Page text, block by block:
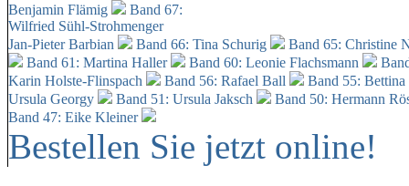
Benjamin Flämig
Band 67:
Wilfried Sühl-Strohmenger
Jan-Pieter Barbian
Band 66: Tina Schurig
Band 65: Christine
Band 61: Martina Haller
Band 60: Leonie Flachsmann
Karin Holste-Flinspach
Band 56: Rafael Ball
Band 55:
Ursula Georgy
Band 51: Ursula Jaksch Band 50: Hermann
Band 47: Eike Kleiner
Bestellen Sie jetzt online!